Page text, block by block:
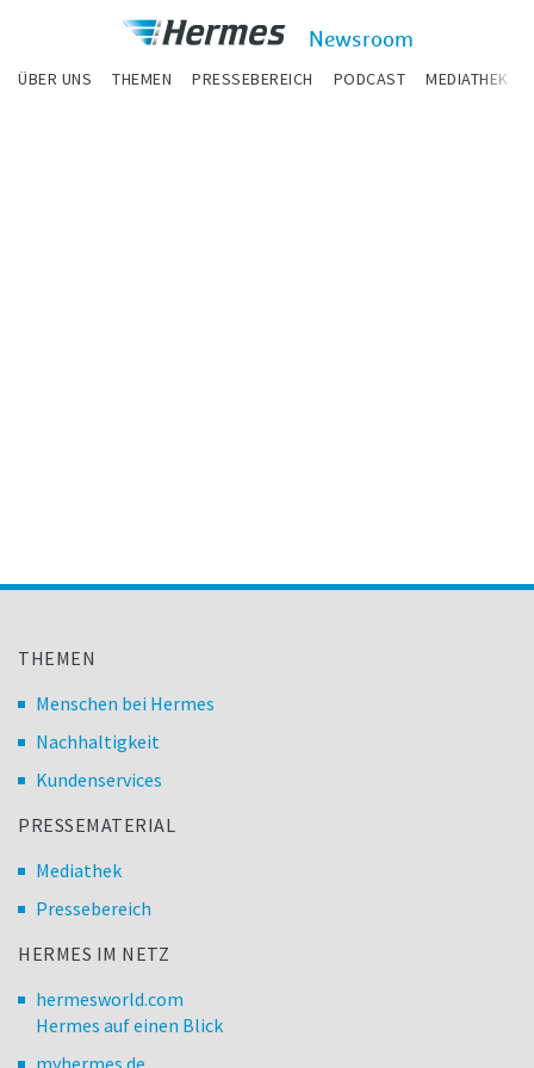
Newsroom
ÜBER UNS THEMEN PRESSEBEREICH PODCAST MEDIATHEK
THEMEN
Menschen bei Hermes
Nachhaltigkeit
Kundenservices
PRESSEMATERIAL
Mediathek
Pressebereich
HERMES IM NETZ
hermesworld.com
Hermes auf einen Blick
myhermes.de